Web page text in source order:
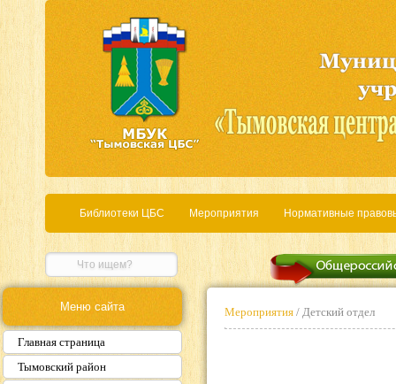
Библиотеки ЦБС Мероприятия Нормативные
Меню сайта
Главная страница
Тымовский район
Мероприятия / Детский отдел